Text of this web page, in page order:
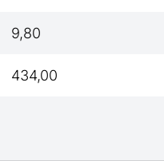
9,80
434,00